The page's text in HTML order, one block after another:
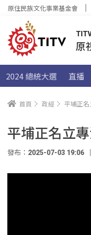
原住民族文化事業基金會
原
2024 總統大選 直播
首頁 政經 平埔正
平埔正名立
發布：2025-07-03 19:06